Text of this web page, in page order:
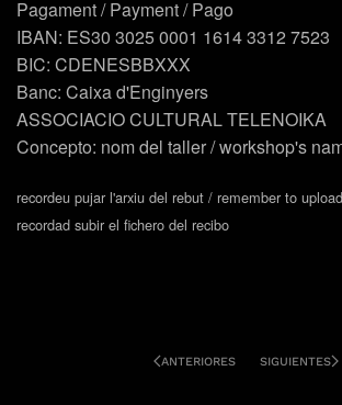
Pagament / Payment / Pago
IBAN: ES30 3025 0001 1614 3312 7523
BIC: CDENESBBXXX
Banc: Caixa d'Enginyers
ASSOCIACIO CULTURAL TELENOIKA
Concepto: nom del taller / workshop's
recordeu pujar l'arxiu del rebut / remember to
recordad subir el fichero del recibo
ANTERIORES SIGUIENTES